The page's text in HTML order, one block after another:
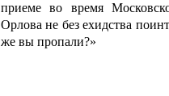
приеме во время
Орлова не без ехидства
же вы пропали?»